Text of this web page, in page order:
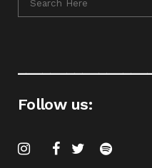
Follow us: